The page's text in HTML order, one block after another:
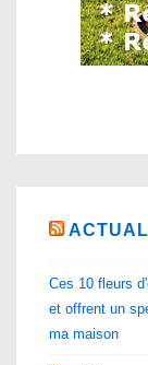
Ces 10 fleurs
et offrent un
ma maison